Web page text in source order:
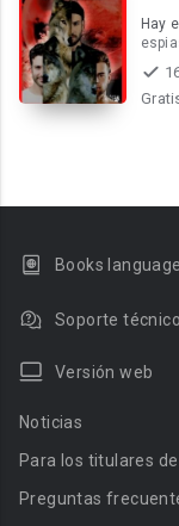
Hay
Books
Soporte técnico
Versión web
Noticias
Para los titulares
Preguntas